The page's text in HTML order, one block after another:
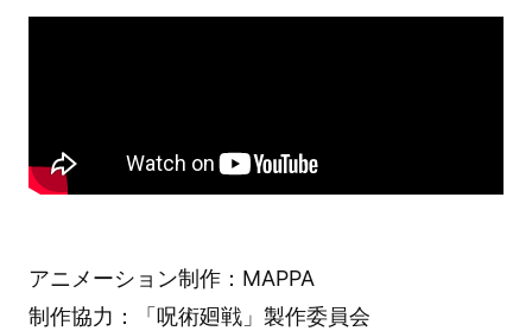
アニメーション制作：MAPPA
制作協力：「呪術廻戦」製作委員会